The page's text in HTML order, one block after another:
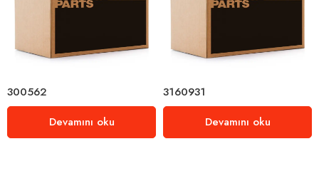
300562
Devamını oku
3160931
Devamını oku